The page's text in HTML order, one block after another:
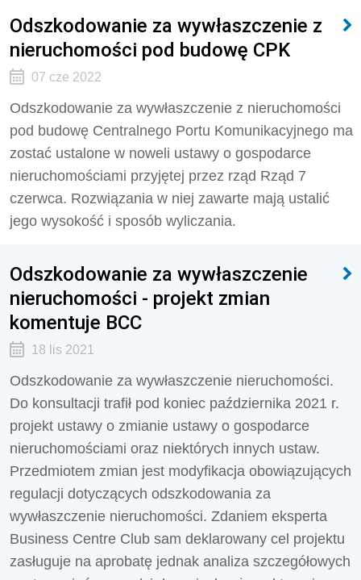
Odszkodowanie za wywłaszczenie z
nieruchomości pod budowę CPK
07 cze 2022
Odszkodowanie za wywłaszczenie z nieruchomości
pod budowę Centralnego Portu Komunikacyjnego ma
zostać ustalone w noweli ustawy o gospodarce
nieruchomościami przyjętej przez rząd Rząd 7
czerwca. Rozwiązania w niej zawarte mają ustalić
jego wysokość i sposób wyliczania.
Odszkodowanie za wywłaszczenie
nieruchomości - projekt zmian
komentuje BCC
18 lis 2021
Odszkodowanie za wywłaszczenie nieruchomości.
Do konsultacji trafił pod koniec października 2021 r.
projekt ustawy o zmianie ustawy o gospodarce
nieruchomościami oraz niektórych innych ustaw.
Przedmiotem zmian jest modyfikacja obowiązujących
regulacji dotyczących odszkodowania za
wywłaszczenie nieruchomości. Zdaniem eksperta
Business Centre Club sam deklarowany cel projektu
zasługuje na aprobatę jednak analiza szczegółowych